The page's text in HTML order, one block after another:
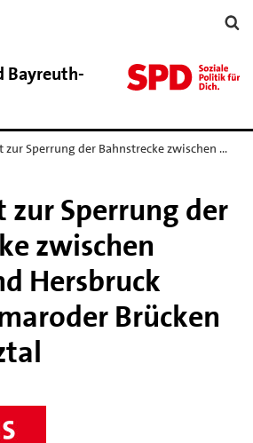
Bayreuth-​
zur Sperrung der Bahnstrecke zwischen …
Sperrung der
zwischen
Hersbruck
Brücken